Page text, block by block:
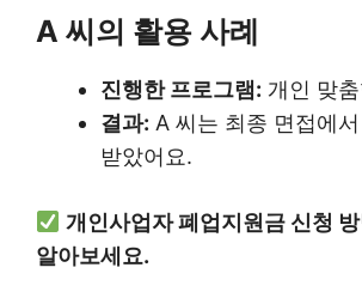
A 씨의 활용 사례
진행한 프로그램: 개인 맞
결과: A 씨는 최종 면접에
받았어요.
개인사업자 폐업지원금 신청
알아보세요.